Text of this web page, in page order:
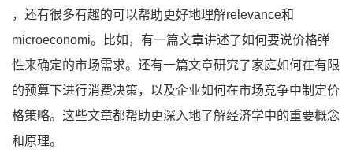
，还有很多有趣的可以帮助更好地理解relevance和
microeconomi。比如，有一篇文章讲述了如何要说价格弹
性来确定的市场需求。还有一篇文章研究了家庭如何在有限
的预算下进行消费决策，以及企业如何在市场竞争中制定价
格策略。这些文章都帮助更深入地了解经济学中的重要概念
和原理。